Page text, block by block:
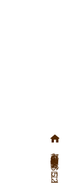
京都府向日市物集女町北ノ口65ー2